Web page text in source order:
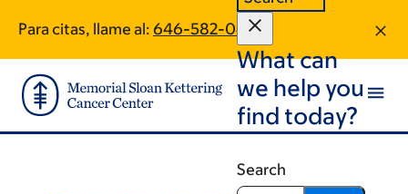
main
content
footer
Para citas, llame al: 646-582-0408
What can
we help you
find today?
Search